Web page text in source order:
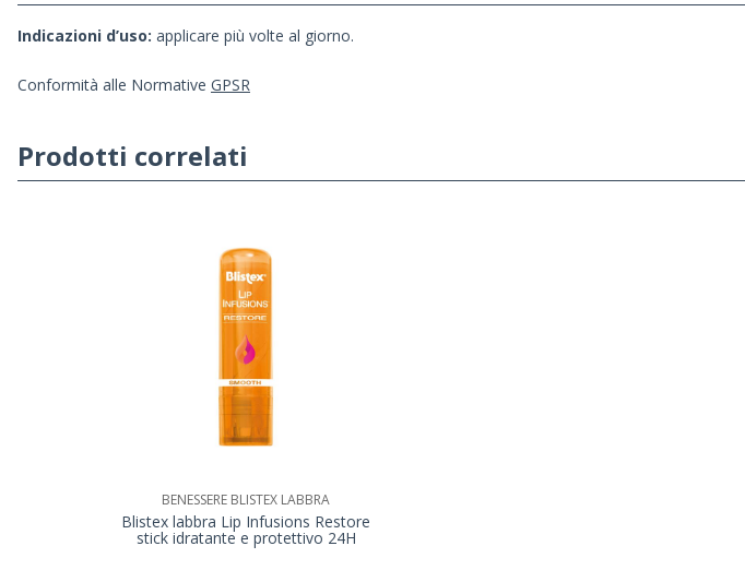
Indicazioni d’uso: applicare più volte al giorno.
Conformità alle Normative GPSR
Prodotti correlati
BENESSERE BLISTEX LABBRA
Blistex labbra Lip Infusions Restore
stick idratante e protettivo 24H